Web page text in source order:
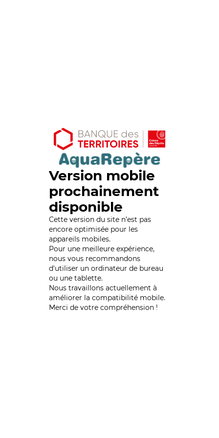
Version mobile
prochainement
disponible
Cette version du site n’est pas
encore optimisée pour les
appareils mobiles.
Pour une meilleure expérience,
nous vous recommandons
d'utiliser un ordinateur de bureau
ou une tablette.
Nous travaillons actuellement à
améliorer la compatibilité mobile.
Merci de votre compréhension !